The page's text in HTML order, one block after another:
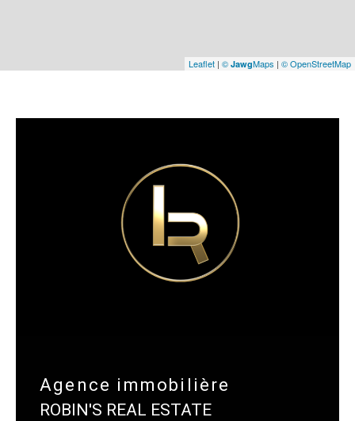
Leaflet | © JawgMaps | © OpenStreetMap
Agence immobilière
ROBIN'S REAL ESTATE